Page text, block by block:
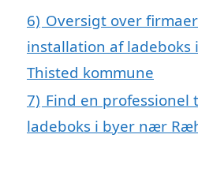
6) Oversigt over
installation af ladeboks
Thisted kommune
7) Find en professionel
ladeboks i byer nær